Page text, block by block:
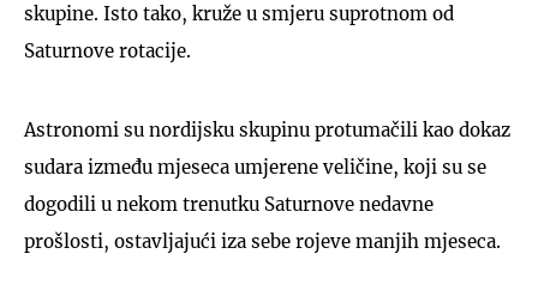
skupine. Isto tako, kruže u smjeru suprotnom od
Saturnove rotacije.
Astronomi su nordijsku skupinu protumačili kao dokaz
sudara između mjeseca umjerene veličine, koji su se
dogodili u nekom trenutku Saturnove nedavne
prošlosti, ostavljajući iza sebe rojeve manjih mjeseca.